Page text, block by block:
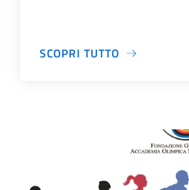
SCOPRI TUTTO